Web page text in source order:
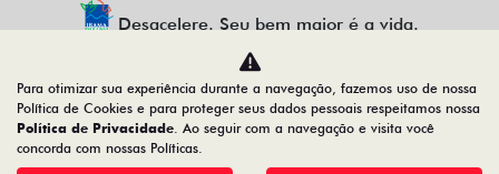
Desacelere. Seu bem maior é a vida.
91.525.790/0001-84
Para otimizar sua experiência durante a navegação, fazemos uso de nossa
Política de Cookies e para proteger seus dados pessoais respeitamos nossa
Política de Privacidade. Ao seguir com a navegação e visita você
concorda com nossas Políticas.